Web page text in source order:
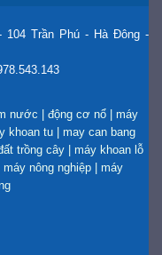
Trần Phú - Hà Đông -
nước | động cơ nổ | máy
khoan tu | may can bang
trồng cây | máy khoan lỗ
máy nông nghiệp | máy